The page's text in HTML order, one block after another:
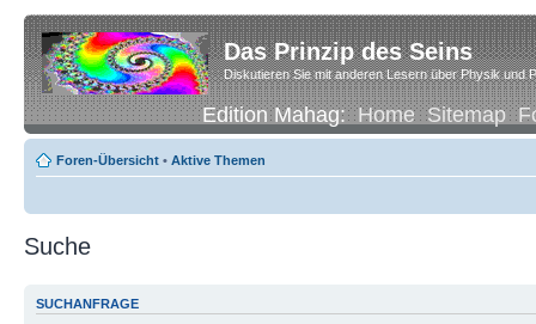
Das Prinzip des Seins
Diskutieren Sie mit anderen Lesern über Physik und
Edition Mahag:Home Sitemap
Foren-Übersicht • Aktive Themen
Suche
SUCHANFRAGE